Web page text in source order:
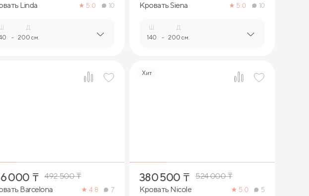
Linda
5.0 10
-
Д.
200 см.
Кровать Siena
5.0 10
Ш.
140 -
Д.
200 см.
000 ₸ 492 500₸
Barcelona
4.8 7
Хит
380 500 ₸ 524 000₸
Кровать Nicole
5.0 5